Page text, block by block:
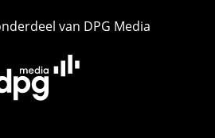
van DPG Media